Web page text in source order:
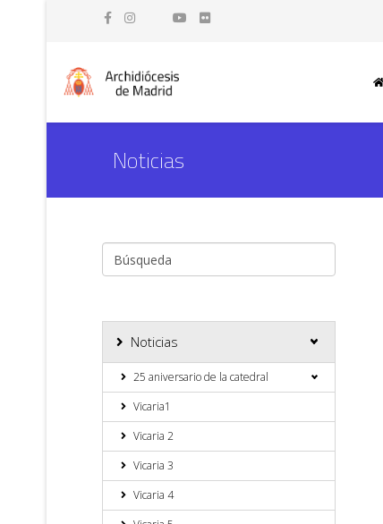
Noticias
Noticias
25 aniversario de la catedral
Vicaria1
Vicaria 2
Vicaria 3
Vicaria 4